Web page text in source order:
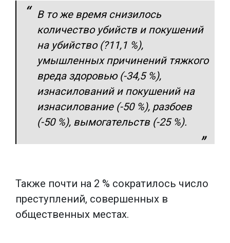
В то же время снизилось
количество убийств и покушений
на убийство (?11,1 %),
умышленных причинений тяжкого
вреда здоровью (-34,5 %),
изнасилований и покушений на
изнасилование (-50 %), разбоев
(-50 %), вымогательств (-25 %).
Также почти на 2 % сократилось число
преступлений, совершенных в
общественных местах.